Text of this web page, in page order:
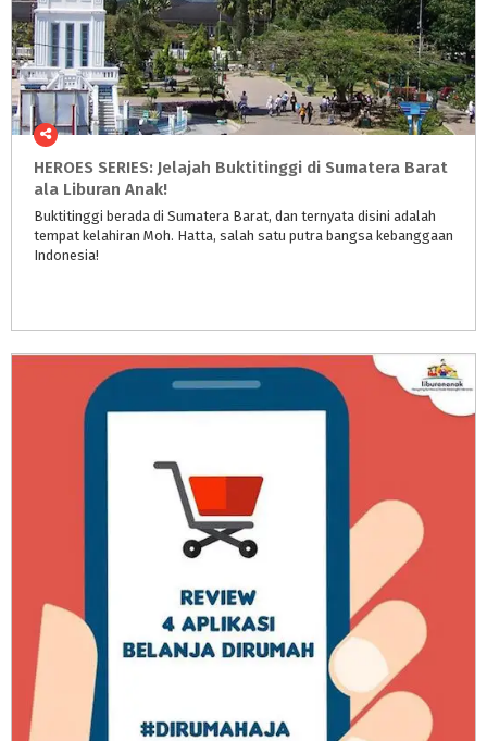
HEROES SERIES: Jelajah Buktitinggi di Sumatera Barat
ala Liburan Anak!
Buktitinggi berada di Sumatera Barat, dan ternyata disini adalah
tempat kelahiran Moh. Hatta, salah satu putra bangsa kebanggaan
Indonesia!